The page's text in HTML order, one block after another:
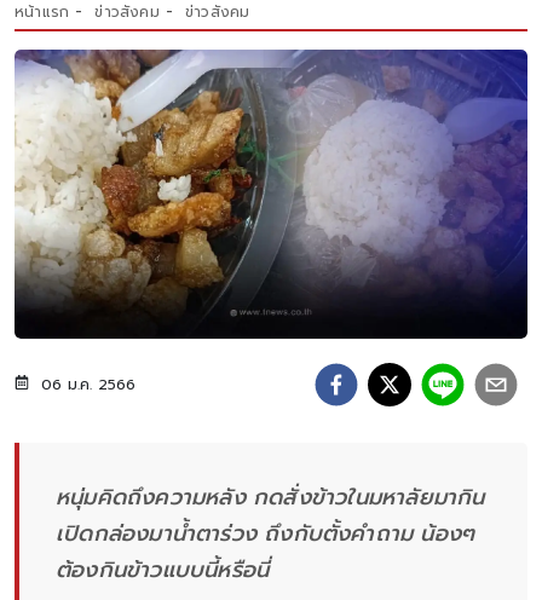
หน้าแรก ข่าวสังคม ข่าวสังคม
06 ม.ค. 2566
หนุ่มคิดถึงความหลัง กดสั่งข้าวในมหาลัยมากิน
เปิดกล่องมาน้ำตาร่วง ถึงกับตั้งคำถาม น้องๆ
ต้องกินข้าวแบบนี้หรือนี่